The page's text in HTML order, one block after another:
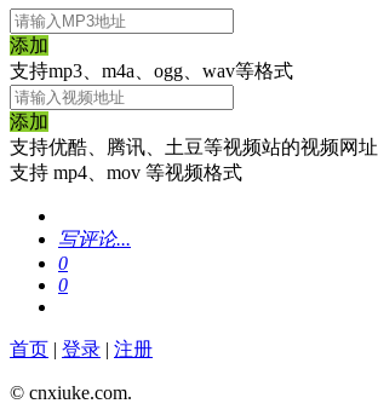
添加
支持mp3、m4a、ogg、wav等格式
添加
支持优酷、腾讯、土豆等视频站的视频网址
支持 mp4、mov 等视频格式
写评论...
0
0
首页 | 登录 | 注册
© cnxiuke.com.